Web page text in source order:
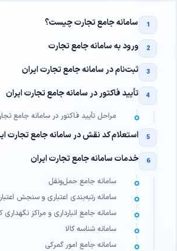
سامانه جامع تجارت چیست؟
ورود به سامانه جامع تجارت
ثبت‌نام در سامانه جامع تجارت ایران
تأیید فاکتور در سامانه جامع تجارت ایران
مراحل تأیید فاکتور در سامانه جامع
استعلام کد نقش در سامانه جامع تجارت
خدمات سامانه جامع تجارت ایران
سامانه جامع حمل‌ونقل
سامانه رتبه‌بندی اعتباری و سنجش اعتبار
سامانه جامع انبارداری و مراکز نگهداری
سامانه شناسه کالا
سامانه جامع امور گمرکی